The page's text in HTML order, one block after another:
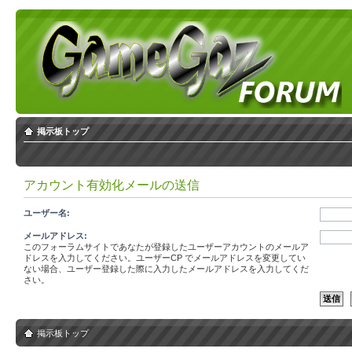
掲示板トップ
アカウント有効化メールの送信
ユーザー名:
メールアドレス:
このフォーラムサイトであなたが登録したユーザーアカウントのメールア
ドレスを入力してください。ユーザーCP でメールアドレスを変更してい
ない場合、ユーザー登録した際に入力したメールアドレスを入力してくだ
さい。
掲示板トップ